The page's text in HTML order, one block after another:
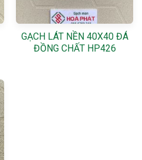
GẠCH LÁT NỀN 40X40 ĐÁ
ĐỒNG CHẤT HP426